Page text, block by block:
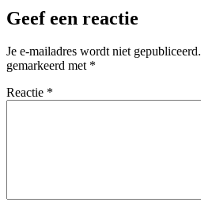
Geef een reactie
Je e-mailadres wordt niet gepubliceerd.
gemarkeerd met *
Reactie *